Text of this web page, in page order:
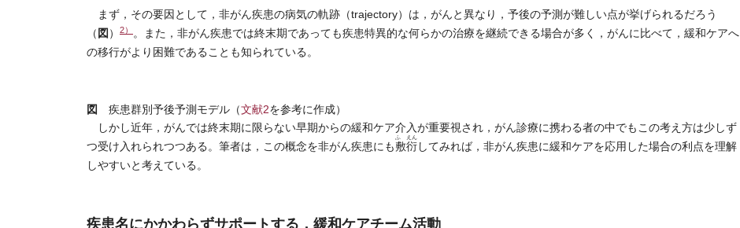
まず，その要因として，非がん疾患の病気の軌跡（trajectory）は，がんと異なり，予後の予測が難しい点が挙げられるだろう
（図） 2）
。また，非がん疾患では終末期であっても疾患特異的な何らかの治療を継続できる場合が多く，がんに比べて，緩和ケアへ
の移行がより困難であることも知られている。
図 疾患群別予後予測モデル（文献2を参考に作成）
しかし近年，がんでは終末期に限らない早期からの緩和ケア介入が重要視され，がん診療に携わる者の中でもこの考え方は少しず
つ受け入れられつつある。筆者は，この概念を非がん疾患にも敷衍
ふ えん
してみれば，非がん疾患に緩和ケアを応用した場合の利点を理解
しやすいと考えている。
疾患名にかかわらずサポートする，緩和ケアチーム活動